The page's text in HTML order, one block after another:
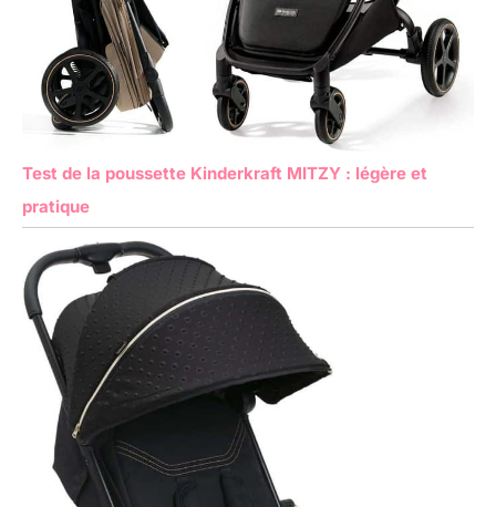
Test de la poussette Kinderkraft MITZY : légère et
pratique